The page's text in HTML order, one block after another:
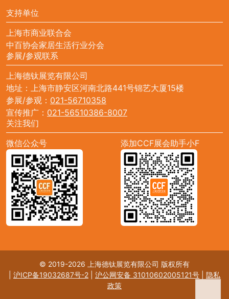
支持单位
上海市商业联合会
中百协会家居生活行业分会
参展/参观联系
上海德钛展览有限公司
地址：上海市静安区河南北路441号锦艺大厦15楼
参展/参观： 021-56710358
宣传推广： 021-56510386-8007
关注我们
微信公众号
添加CCF展会助手小F
© 2019-2026 上海德钛展览有限公司 版权所有
沪ICP备19032687号-2 沪公网安备 31010602005121号
隐私
政策